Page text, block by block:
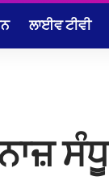
ਲਾਈਵ ਟੀਵੀ